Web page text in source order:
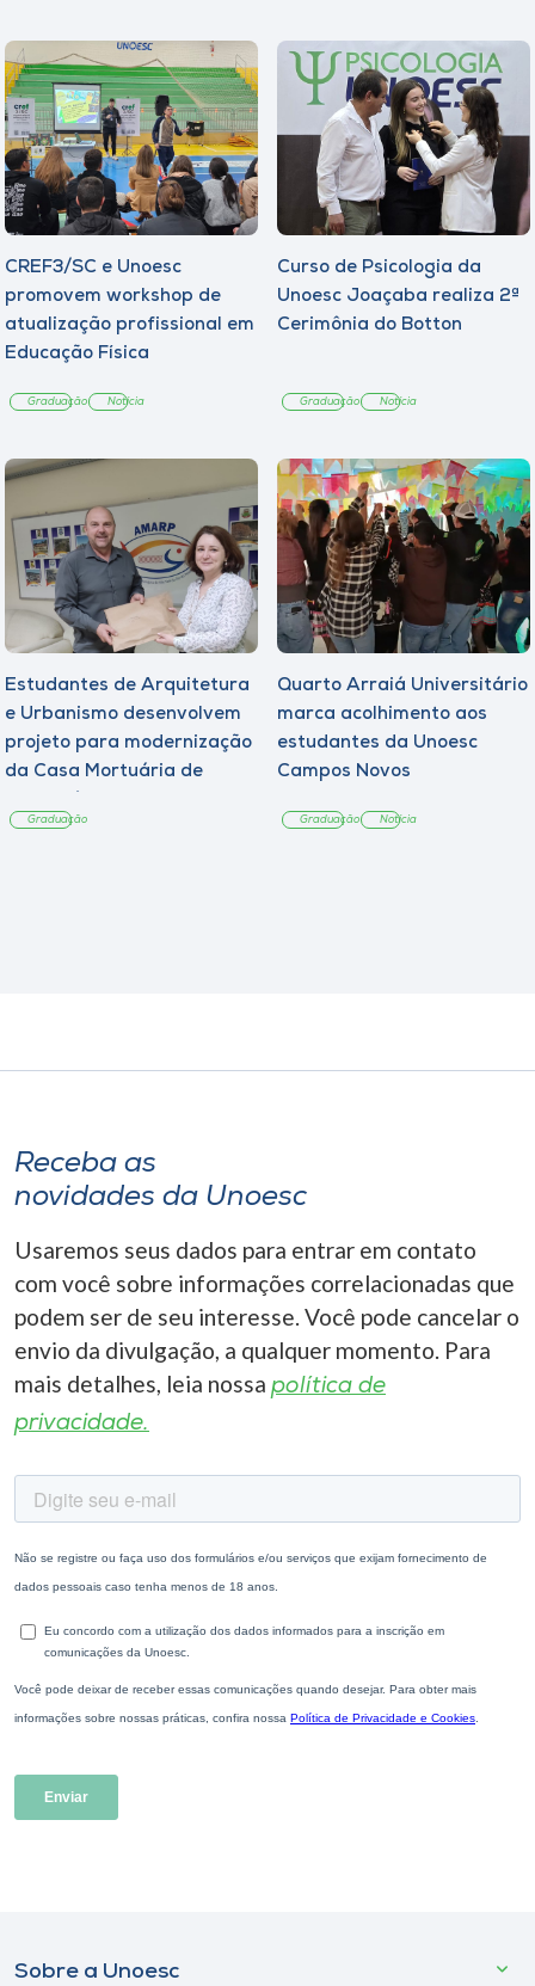
CREF3/SC e Unoesc
promovem workshop de
atualização profissional em
Educação Física
Graduação Notícia
Curso de Psicologia da
Unoesc Joaçaba realiza 2ª
Cerimônia do Botton
Graduação Notícia
Estudantes de Arquitetura
e Urbanismo desenvolvem
projeto para modernização
da Casa Mortuária de
Graduação
Quarto Arraiá Universitário
marca acolhimento aos
estudantes da Unoesc
Campos Novos
Graduação Notícia
Receba as
novidades da Unoesc
Usaremos seus dados para entrar em contato
com você sobre informações correlacionadas que
podem ser de seu interesse. Você pode cancelar o
envio da divulgação, a qualquer momento. Para
mais detalhes, leia nossa política de
privacidade.
Sobre a Unoesc